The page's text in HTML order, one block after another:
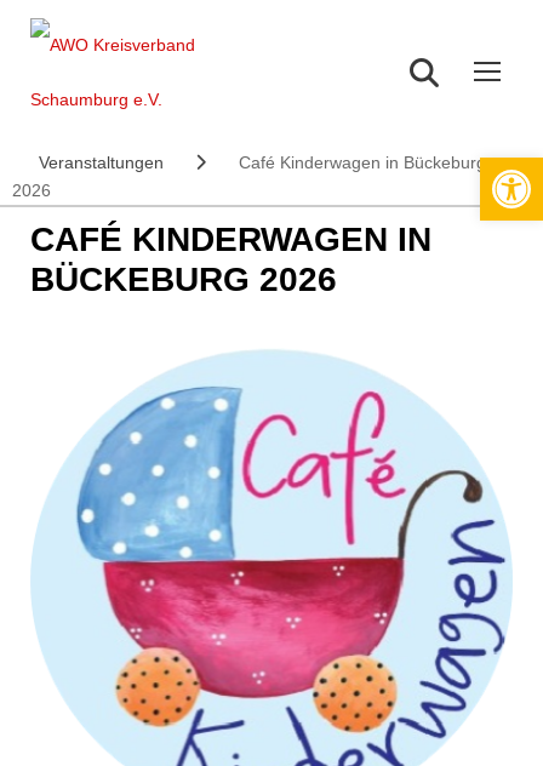
Werkzeugleiste öffnen
Veranstaltungen
Café Kinderwagen in Bückeburg
2026
CAFÉ KINDERWAGEN IN
BÜCKEBURG 2026